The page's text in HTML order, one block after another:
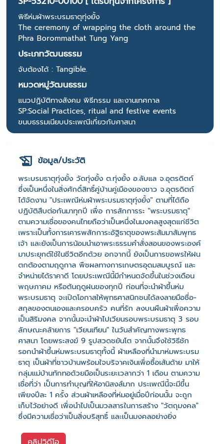
พิธีห่มผ้าพระบรมธาตุทุ่งยั้ง
The ceremony of wrapping the cloth around the
Phra Borommathat Tung Yang
ประเภทวัฒนธรรม
จับต้องได้ : Tangible.
หมวดหมู่วัฒนธรรม
แนวปฏิบัติทางสังคม พิธีกรรม และงานเทศกาล
SP:Social Practices, ritual and festive events
ขนบธรรมเนียบประเพณีเกี่ยวกับศาสนา
ข้อมูล/ประวัติ
พระบรมธาตุทุ่งยั้ง วัดทุ่งยั้ง ต.ทุ่งยั้ง อ.ลับแล จ.อุตรดิตถ์
ซึ่งเป็นหนึ่งในสิ่งศักดิ์สิทธิ์คู่บ้านคู่เมืองของชาว จ.อุตรดิตถ์
ได้จัดงาน "ประเพณีห่มผ้าพระบรมธาตุทุ่งยั้ง" ตามที่ได้ถือ
ปฏิบัติสืบต่อกันมาทุกปี เพื่อ การสักการระ "พระบรมธาตุ"
ตามความเชื่อของคนไทยถือว่าเป็นหนึ่งในมงคลสูงสุดแก่ชีวิต
เพราะเป็นทั้งการเคารพสักการะอัฐิธาตุของพระสัมมาสัมพุทธ
เจ้า และยังเป็นการน้อมนำเอาพระธรรมคำสั่งสอนของพระองค์
มาประยุกต์ใช้ในชีวิตอีกด้วย อกจากนี้ ยังเป็นการขอพรให้ฝน
ตกต้องตามฤดูกาล พืชผลทางการเกษตรอุดมสมบูรณ์ และ
จำหน่ายได้ราคาดี โดยประเพณีนี้มีกำหนดจัดขึ้นในช่วงเดือน
พฤษภาคม หรือต้นฤดูฝนของทุกปี ก่อนที่จะนำผ้าขึ้นห่ม
พระบรมธาตุ จะเปิดโอกาสให้พุทธศาสนิกชนได้ลงลายมือชื่อ-
สกุลของตนเองและครอบครัว คนที่รัก ลงบนผืนผ้าเพื่อความ
เป็นสิริมงคล จากนั้นจะนำผ้าไปเวียนรอบพระบรมธาตุ 3 รอบ
ลักษณะคล้ายการ "เวียนเทียน" ในวันสำคัญทางพระพุทธ
ศาสนา โดยพระสงฆ์ 9 รูปสวดชยันโต จากนั้นจึงใช้วิธีชัก
รอกนำผ้าขึ้นห่มพระบรมธาตุทั้งนี้ ผ้าเหลืองที่นำมาห่มพระบรม
ธาตุ เป็นผ้าที่ชาวบ้านพร้อมใจบริจาคเงินเพื่อซื้อเส้นด้าย มาให้
กลุ่มแม่บ้านทักทอด้วยมือเป็นระยะเวลากว่า 1 เดือน ตามความ
เชื่อที่ว่า เป็นการทำบุญที่ให้อานิสงส์มาก ประเพณีนี้จะมีขึ้น
เพียงปีละ 1 ครั้ง ส่วนผ้าเหลืองที่ห่มอยู่เมื่อปีก่อนนั้น จะถูก
เก็บไว้อย่างดี เพื่อนำไปเป็นมวลสารในการสร้าง "วัตถุมงคล"
ซึ่งมีความเชื่อว่าเป็นสิ่งบริสุทธิ์ และเป็นมงคลอย่างยิ่ง